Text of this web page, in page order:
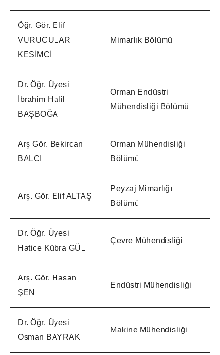
Öğr. Gör. Elif
VURUCULAR
KESİMCİ
Mimarlık Bölümü
Dr. Öğr. Üyesi
İbrahim Halil
BAŞBOĞA
Orman Endüstri
Mühendisliği Bölümü
Arş Gör. Bekircan
BALCI
Orman Mühendisliği
Bölümü
Arş. Gör. Elif ALTAŞ
Peyzaj Mimarlığı
Bölümü
Dr. Öğr. Üyesi
Hatice Kübra GÜL
Çevre Mühendisliği
Arş. Gör. Hasan
ŞEN
Endüstri Mühendisliği
Dr. Öğr. Üyesi
Osman BAYRAK
Makine Mühendisliği